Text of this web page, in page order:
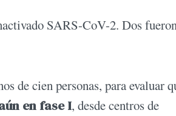
SARS-CoV-2. Dos
de cien personas, para evaluar
en fase I, desde centros de